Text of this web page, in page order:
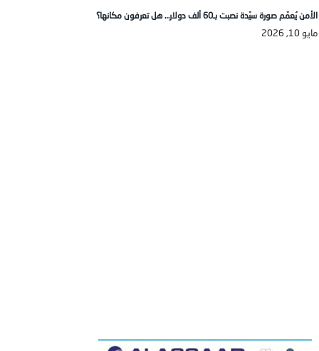
الأمن يُعمّم صورة سيّدة نصبت بـ60 ألف دولار… هل تعرفون مكانها؟
مايو 10, 2026